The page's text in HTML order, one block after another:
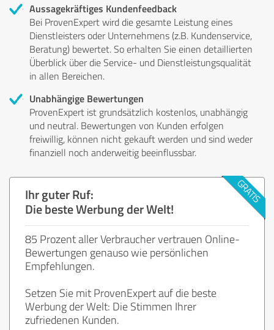
Aussagekräftiges Kundenfeedback
Bei ProvenExpert wird die gesamte Leistung eines
Dienstleisters oder Unternehmens (z.B. Kundenservice,
Beratung) bewertet. So erhalten Sie einen detaillierten
Überblick über die Service- und Dienstleistungsqualität
in allen Bereichen.
Unabhängige Bewertungen
ProvenExpert ist grundsätzlich kostenlos, unabhängig
und neutral. Bewertungen von Kunden erfolgen
freiwillig, können nicht gekauft werden und sind weder
finanziell noch anderweitig beeinflussbar.
Ihr guter Ruf:
Die beste Werbung der Welt!
85 Prozent aller Verbraucher vertrauen Online-
Bewertungen genauso wie persönlichen
Empfehlungen.
Setzen Sie mit ProvenExpert auf die beste
Werbung der Welt: Die Stimmen Ihrer
zufriedenen Kunden.